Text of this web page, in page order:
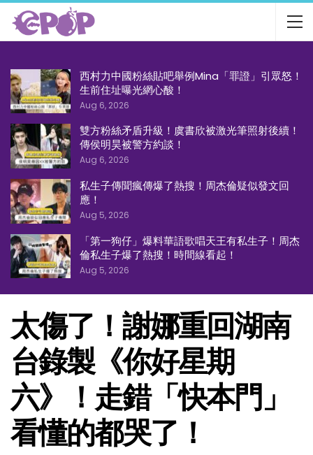
西村力中國粉絲貼吧舉例Mina「罪證」引眾怒！
生前住址曝光網心酸！
Aug 6, 2026
雙方粉絲矛盾升級！虞書欣被激光筆照射後續！
傳侯明昊被警方約談！
Aug 6, 2026
私生子傳聞瘋傳爆了熱搜！周杰倫疑似發文回
應！
Aug 5, 2026
「第一狗仔」爆料華語歌唱天王有私生子！周杰
倫私生子爆了熱搜！時間線看起！
Aug 5, 2026
太傷了！謝娜重回湖南
台錄製《你好星期
六》！走錯「快本門」
看懂的都哭了！